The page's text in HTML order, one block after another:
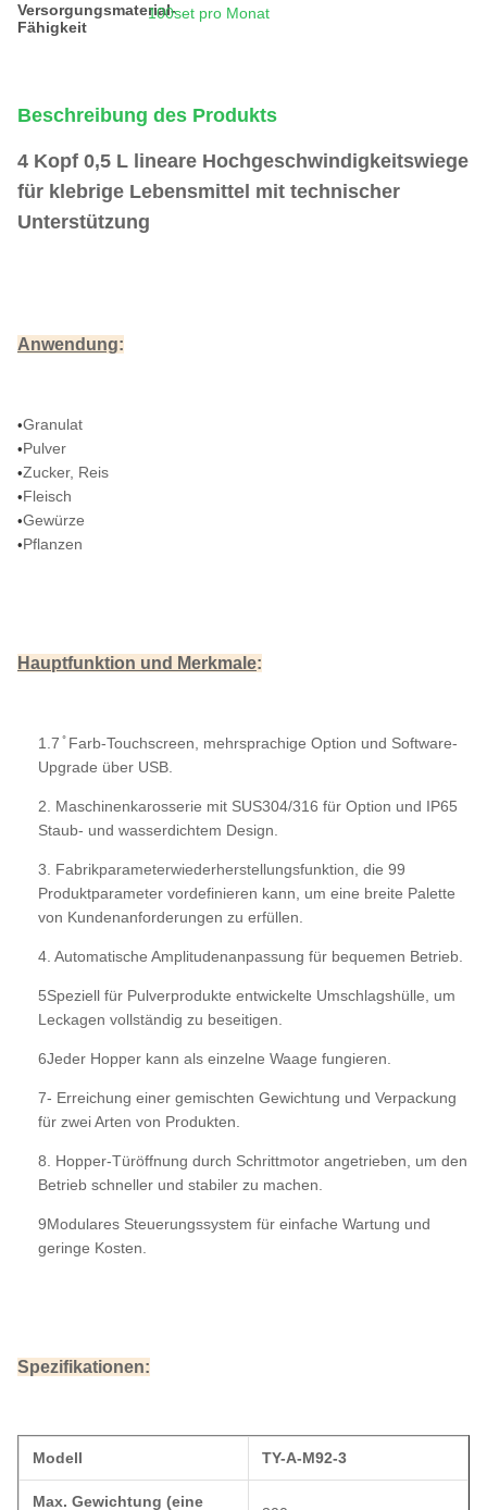
Versorgungsmaterial-
Fähigkeit
100set pro Monat
Beschreibung des Produkts
4 Kopf 0,5 L lineare Hochgeschwindigkeitswiege
für klebrige Lebensmittel mit technischer
Unterstützung
Anwendung:
•Granulat
•Pulver
•Zucker, Reis
•Fleisch
•Gewürze
•Pflanzen
Hauptfunktion und Merkmale:
1.7 ̊ Farb-Touchscreen, mehrsprachige Option und Software-
Upgrade über USB.
2. Maschinenkarosserie mit SUS304/316 für Option und IP65
Staub- und wasserdichtem Design.
3. Fabrikparameterwiederherstellungsfunktion, die 99
Produktparameter vordefinieren kann, um eine breite Palette
von Kundenanforderungen zu erfüllen.
4. Automatische Amplitudenanpassung für bequemen Betrieb.
5Speziell für Pulverprodukte entwickelte Umschlagshülle, um
Leckagen vollständig zu beseitigen.
6Jeder Hopper kann als einzelne Waage fungieren.
7- Erreichung einer gemischten Gewichtung und Verpackung
für zwei Arten von Produkten.
8. Hopper-Türöffnung durch Schrittmotor angetrieben, um den
Betrieb schneller und stabiler zu machen.
9Modulares Steuerungssystem für einfache Wartung und
geringe Kosten.
Spezifikationen:
Modell TY-A-M92-3
Max. Gewichtung (eine